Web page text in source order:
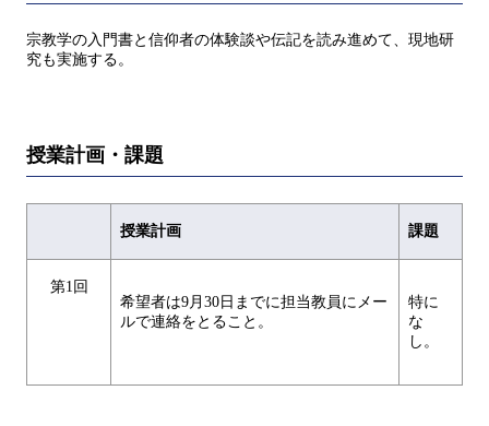
宗教学の入門書と信仰者の体験談や伝記を読み進めて、現地研
究も実施する。
授業計画・課題
授業計画 課題
第1回
希望者は9月30日までに担当教員にメー
ルで連絡をとること。
特に
な
し。